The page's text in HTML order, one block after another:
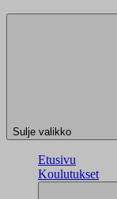
Sulje valikko
Etusivu
Koulutukset